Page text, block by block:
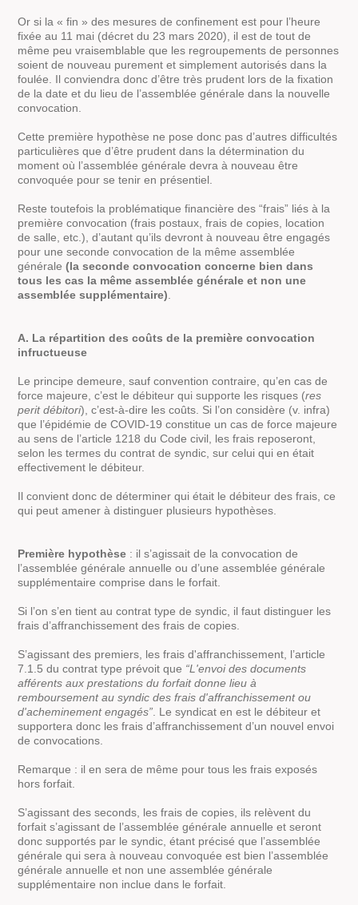
Or si la « fin » des mesures de confinement est pour l’heure
fixée au 11 mai (décret du 23 mars 2020), il est de tout de
même peu vraisemblable que les regroupements de personnes
soient de nouveau purement et simplement autorisés dans la
foulée. Il conviendra donc d’être très prudent lors de la fixation
de la date et du lieu de l’assemblée générale dans la nouvelle
convocation.
Cette première hypothèse ne pose donc pas d’autres difficultés
particulières que d’être prudent dans la détermination du
moment où l’assemblée générale devra à nouveau être
convoquée pour se tenir en présentiel.
Reste toutefois la problématique financière des “frais” liés à la
première convocation (frais postaux, frais de copies, location
de salle, etc.), d’autant qu’ils devront à nouveau être engagés
pour une seconde convocation de la même assemblée
générale(la seconde convocation concerne bien dans
tous les cas la même assemblée générale et non une
assemblée supplémentaire)
A. La répartition des coûts de la première convocation
infructueuse
Le principe demeure, sauf convention contraire, qu’en cas de
force majeure, c’est le débiteur qui supporte les risques (res
perit débitori), c’est-à-dire les coûts. Si l’on considère (v. infra)
que l’épidémie de COVID-19 constitue un cas de force majeure
au sens de l’article 1218 du Code civil, les frais reposeront,
selon les termes du contrat de syndic, sur celui qui en était
effectivement le débiteur.
Il convient donc de déterminer qui était le débiteur des frais, ce
qui peut amener à distinguer plusieurs hypothèses.
Première hypothèse : il s’agissait de la convocation de
l’assemblée générale annuelle ou d’une assemblée générale
supplémentaire comprise dans le forfait.
Si l’on s’en tient au contrat type de syndic, il faut distinguer les
frais d’affranchissement des frais de copies.
S’agissant des premiers, les frais d'affranchissement, l’article
7.1.5 du contrat type prévoit que “L'envoi des documents
afférents aux prestations du forfait donne lieu à
remboursement au syndic des frais d'affranchissement ou
d'acheminement engagés” . Le syndicat en est le débiteur et
supportera donc les frais d’affranchissement d’un nouvel envoi
de convocations.
Remarque : il en sera de même pour tous les frais exposés
hors forfait.
S’agissant des seconds, les frais de copies, ils relèvent du
forfait s’agissant de l’assemblée générale annuelle et seront
donc supportés par le syndic, étant précisé que l’assemblée
générale qui sera à nouveau convoquée est bien l’assemblée
générale annuelle et non une assemblée générale
supplémentaire non inclue dans le forfait.